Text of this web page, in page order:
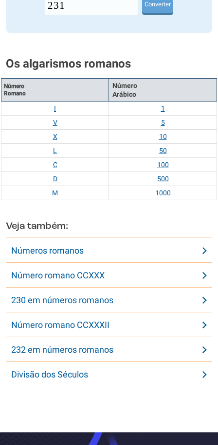
Converter
Os algarismos romanos
Número
Romano
Número
Arábico
I
1
V
5
X
10
L
50
C
100
D
500
M
1000
Veja também:
Números romanos
Número romano CCXXX
230 em números romanos
Número romano CCXXXII
232 em números romanos
Divisão dos Séculos